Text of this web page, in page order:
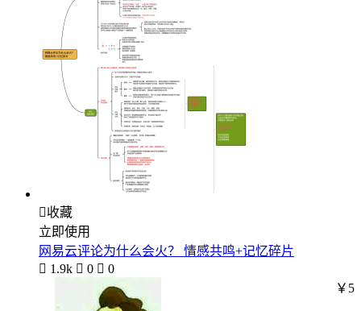
收藏
立即使用
网易云评论为什么会火？ 情感共鸣+记忆碎片
 1.9k  0  0
￥5